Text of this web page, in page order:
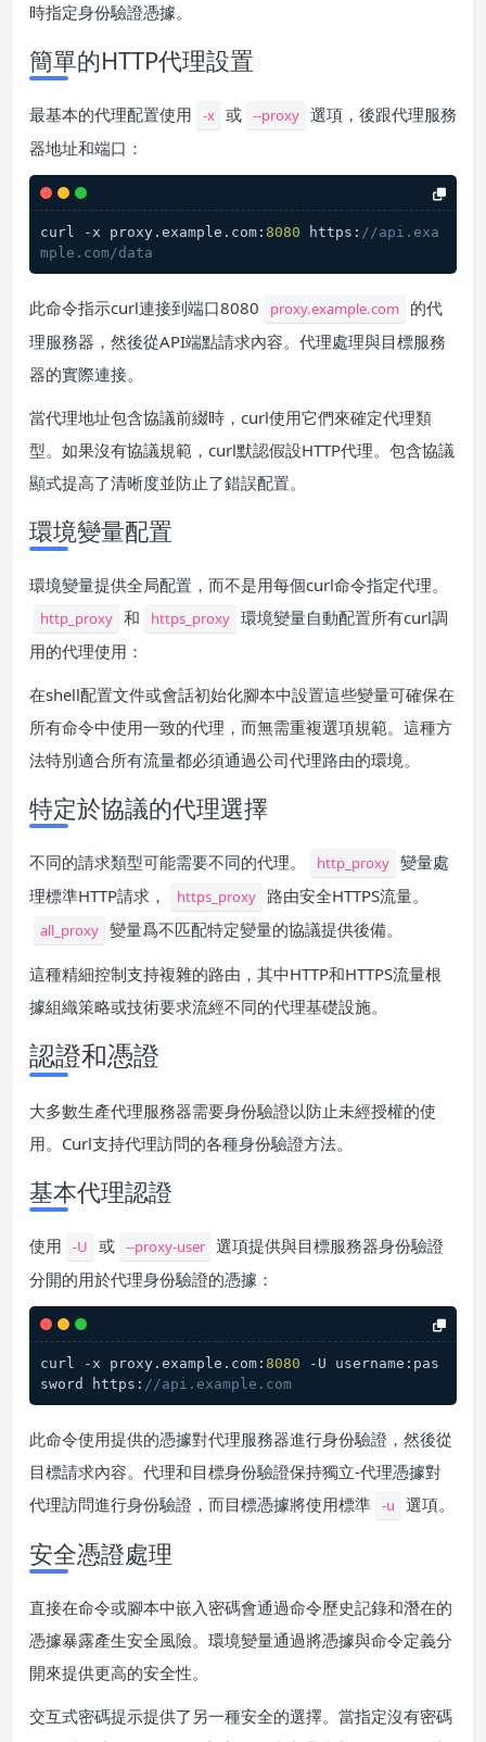
時指定身份驗證憑據。
簡單的HTTP代理設置
最基本的代理配置使用 -x 或 --proxy 選項，後跟代理服務
器地址和端口：
curl -x proxy.example.com: 8080 https: //api.exa
mple.com/data
此命令指示curl連接到端口8080 proxy.example.com
的代
理服務器，然後從API端點請求內容。代理處理與目標服務
器的實際連接。
當代理地址包含協議前綴時，curl使用它們來確定代理類
型。如果沒有協議規範，curl默認假設HTTP代理。包含協議
顯式提高了清晰度並防止了錯誤配置。
環境變量配置
環境變量提供全局配置，而不是用每個curl命令指定代理。
http_proxy 和 https_proxy 環境變量自動配置所有curl調
用的代理使用：
在shell配置文件或會話初始化腳本中設置這些變量可確保在
所有命令中使用一致的代理，而無需重複選項規範。這種方
法特別適合所有流量都必須通過公司代理路由的環境。
特定於協議的代理選擇
不同的請求類型可能需要不同的代理。 http_proxy 變量處
理標準HTTP請求，
https_proxy 路由安全HTTPS流量。
all_proxy 變量爲不匹配特定變量的協議提供後備。
這種精細控制支持複雜的路由，其中HTTP和HTTPS流量根
據組織策略或技術要求流經不同的代理基礎設施。
認證和憑證
大多數生產代理服務器需要身份驗證以防止未經授權的使
用。Curl支持代理訪問的各種身份驗證方法。
基本代理認證
使用 -U 或 --proxy-user 選項提供與目標服務器身份驗證
分開的用於代理身份驗證的憑據：
curl -x proxy.example.com: 8080 -U username:pas
sword https: //api.example.com
此命令使用提供的憑據對代理服務器進行身份驗證，然後從
目標請求內容。代理和目標身份驗證保持獨立-代理憑據對
代理訪問進行身份驗證，而目標憑據將使用標準 -u 選項。
安全憑證處理
直接在命令或腳本中嵌入密碼會通過命令歷史記錄和潛在的
憑據暴露產生安全風險。環境變量通過將憑據與命令定義分
開來提供更高的安全性。
交互式密碼提示提供了另一種安全的選擇。當指定沒有密碼